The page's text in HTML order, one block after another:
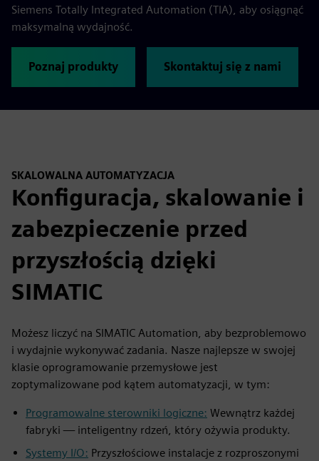
Siemens Totally Integrated Automation (TIA), aby osiągnąć
maksymalną wydajność.
Poznaj produkty Skontaktuj się z nami
SKALOWALNA AUTOMATYZACJA
Konfiguracja, skalowanie i
zabezpieczenie przed
przyszłością dzięki
SIMATIC
Możesz liczyć na SIMATIC Automation, aby bezproblemowo
i wydajnie wykonywać zadania. Nasze najlepsze w swojej
klasie oprogramowanie przemysłowe jest
zoptymalizowane pod kątem automatyzacji, w tym:
Programowalne sterowniki logiczne: Wewnątrz każdej
fabryki — inteligentny rdzeń, który ożywia produkty.
Systemy I/O: Przyszłościowe instalacje z rozproszonymi